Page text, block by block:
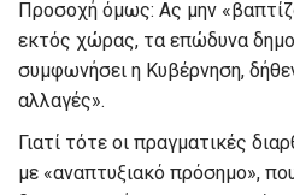
Προσοχή όμως: Ας μην
εκτός χώρας, τα επώδυνα
συμφωνήσει η Κυβέρνηση,
αλλαγές».
Γιατί τότε οι πραγματικές
με «αναπτυξιακό πρόσημο»,